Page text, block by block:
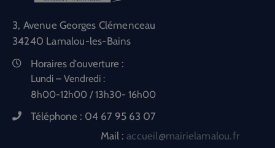
3, Avenue Georges Clémenceau
34240 Lamalou-les-Bains
Horaires d'ouverture :
Lundi – Vendredi :
8h00-12h00 / 13h30- 16h00
Téléphone : 04 67 95 63 07
Mail :accueil@mairielamalou.fr